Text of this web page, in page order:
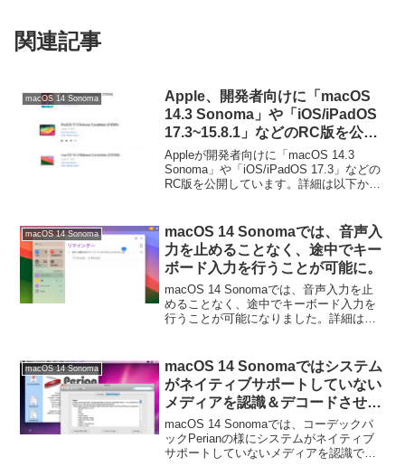
関連記事
macOS 14 Sonoma
Apple、開発者向けに「macOS
14.3 Sonoma」や「iOS/iPadOS
17.3~15.8.1」などのRC版を公
開。新しいユニティブルーム壁紙
などとともに来週には提供へ。
Appleが開発者向けに「macOS 14.3
Sonoma」や「iOS/iPadOS 17.3」などの
RC版を公開しています。詳細は以下か
macOS 14 Sonoma
macOS 14 Sonomaでは、音声入
力を止めることなく、途中でキー
ボード入力を行うことが可能に。
macOS 14 Sonomaでは、音声入力を止
めることなく、途中でキーボード入力を
行うことが可能になりました。詳細は以
macOS 14 Sonoma
macOS 14 Sonomaではシステム
がネイティブサポートしていない
メディアを認識＆デコードさせる
ことができる
「MediaExtension」フレームワ
ークが追加。
macOS 14 Sonomaでは、コーデックパ
ックPerianの様にシステムがネイティブ
サポートしていないメディアを認識でき